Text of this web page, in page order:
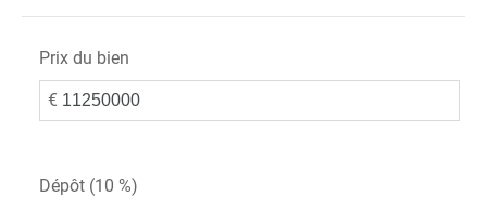
Prix du bien
€
Dépôt (10 %)